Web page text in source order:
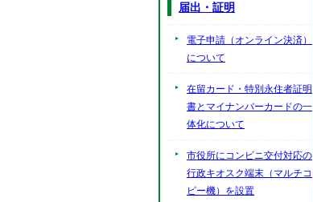
届出・証明
電子申請（オンライン決済）
について
在留カード・特別永住者証明
書とマイナンバーカードの一
体化について
市役所にコンビニ交付対応の
行政キオスク端末（マルチコ
ピー機）を設置